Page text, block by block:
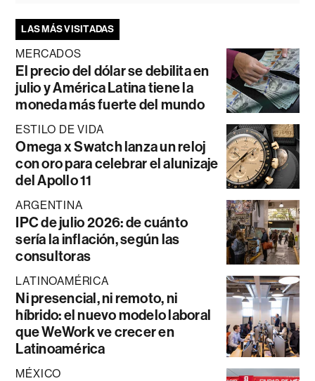
LAS MÁS VISITADAS
MERCADOS
El precio del dólar se debilita en
julio y América Latina tiene la
moneda más fuerte del mundo
ESTILO DE VIDA
Omega x Swatch lanza un reloj
con oro para celebrar el alunizaje
del Apollo 11
ARGENTINA
IPC de julio 2026: de cuánto
sería la inflación, según las
consultoras
LATINOAMÉRICA
Ni presencial, ni remoto, ni
híbrido: el nuevo modelo laboral
que WeWork ve crecer en
Latinoamérica
MÉXICO